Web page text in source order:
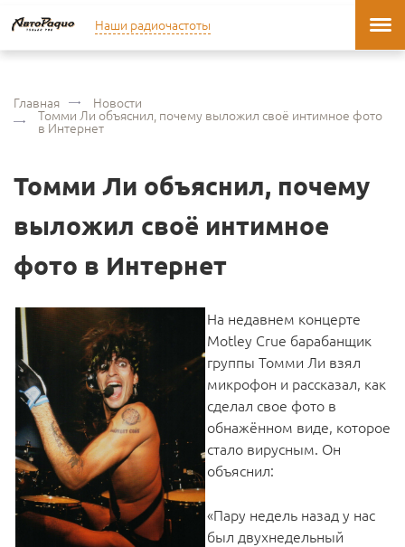
Наши радиочастоты
Главная Новости
Томми Ли объяснил, почему выложил своё интимное фото
в Интернет
Томми Ли объяснил, почему
выложил своё интимное
фото в Интернет
На недавнем концерте
Motley Crue барабанщик
группы Томми Ли взял
микрофон и рассказал, как
сделал свое фото в
обнажённом виде, которое
стало вирусным. Он
объяснил:
«Пару недель назад у нас
был двухнедельный